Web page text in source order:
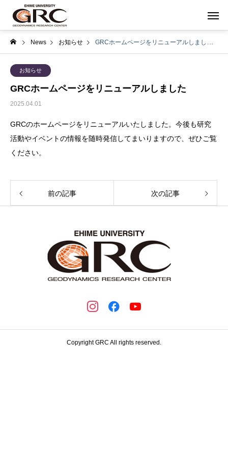
News お知らせ GRCホームページをリニューアルしました
お知らせ
GRCホームページをリニューアルしました
2025.04.01
GRCのホームページをリニューアルいたしました。今後も研究
活動やイベントの情報を随時発信してまいりますので、ぜひご覧
ください。
前の記事 次の記事
Copyright GRC All rights reserved.